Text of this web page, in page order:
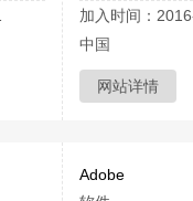
加入时间：
中国
网站详情
Adobe